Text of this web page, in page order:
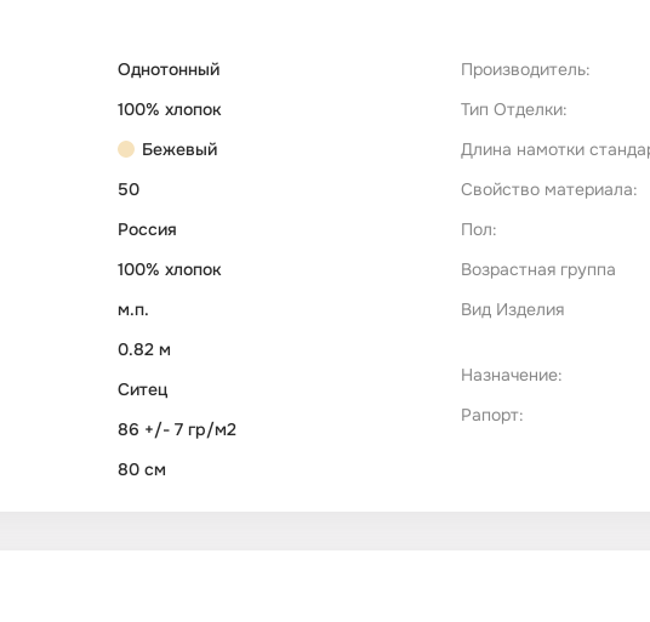
Однотонный
100% хлопок
Бежевый
50
Россия
100% хлопок
м.п.
0.82 м
Ситец
86 +/- 7 гр/м2
80 см
Производитель:
Тип Отделки:
Длина намотки
Свойство материала:
Пол:
Возрастная группа
Вид Изделия
Назначение:
Рапорт: